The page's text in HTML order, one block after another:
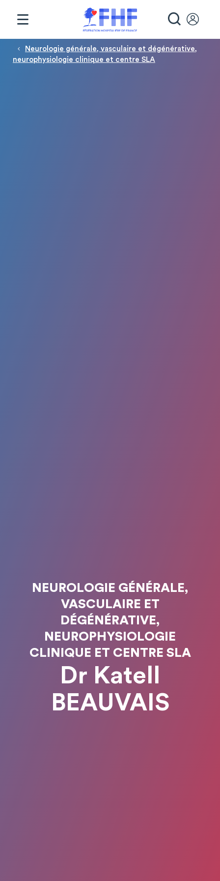
Fil d'Ariane
Neurologie générale, vasculaire et dégénérative,
neurophysiologie clinique et centre SLA
NEUROLOGIE GÉNÉRALE,
VASCULAIRE ET
DÉGÉNÉRATIVE,
NEUROPHYSIOLOGIE
CLINIQUE ET CENTRE SLA
Dr Katell
BEAUVAIS
Panneau de gestion des cookies